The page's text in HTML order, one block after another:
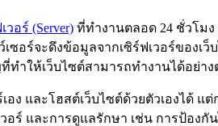
วอร์ (Server) ที่ทำงานตลอด 24 ชั่วโมง
เซอร์จะดึงข้อมูลจากเซิร์ฟเวอร์ของเ
ทำให้เว็บไซต์สามารถทำงานได้อย่าง
เอง และโฮสต์เว็บไซต์ด้วยตัวเองได้
อร์ และการดูแลรักษา เช่น การป้องกั